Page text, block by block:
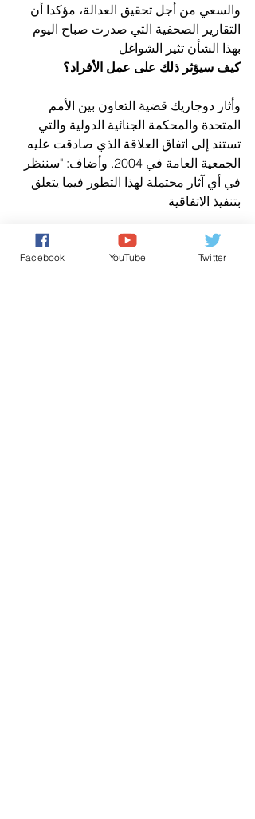
والسعي من أجل تحقيق العدالة، مؤكدا أن
التقارير الصحفية التي صدرت صباح اليوم
بهذا الشأن تثير الشواغل
كيف سيؤثر ذلك على عمل الأفراد؟
وأثار دوجاريك قضية التعاون بين الأمم
المتحدة والمحكمة الجنائية الدولية والتي
تستند إلى اتفاق العلاقة الذي صادقت عليه
الجمعية العامة في 2004. وأضاف: "سننظر
في أي آثار محتملة لهذا التطور فيما يتعلق
بتنفيذ الاتفاقية
وفيما يتعلق بالمسائل التشغيلية وكيف
سيؤثر القرار الأميركي على عمل الأفراد في
Facebook YouTube Twitter